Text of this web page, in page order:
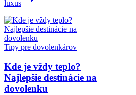
luxus
Tipy pre dovolenkárov
Kde je vždy teplo?
Najlepšie destinácie na
dovolenku